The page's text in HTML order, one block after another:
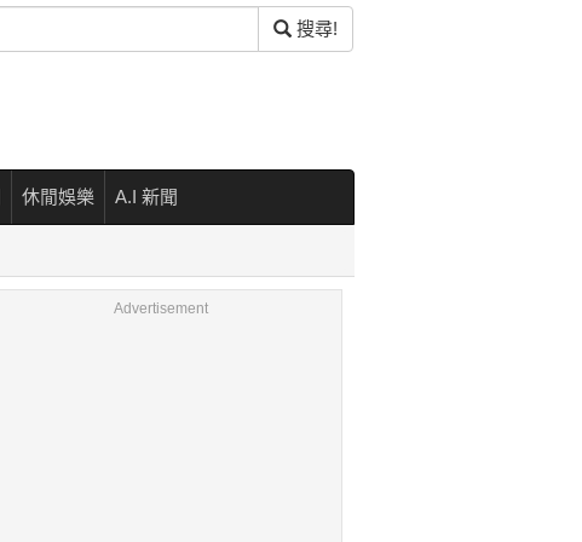
搜尋!
休閒娛樂 A.I 新聞
Advertisement